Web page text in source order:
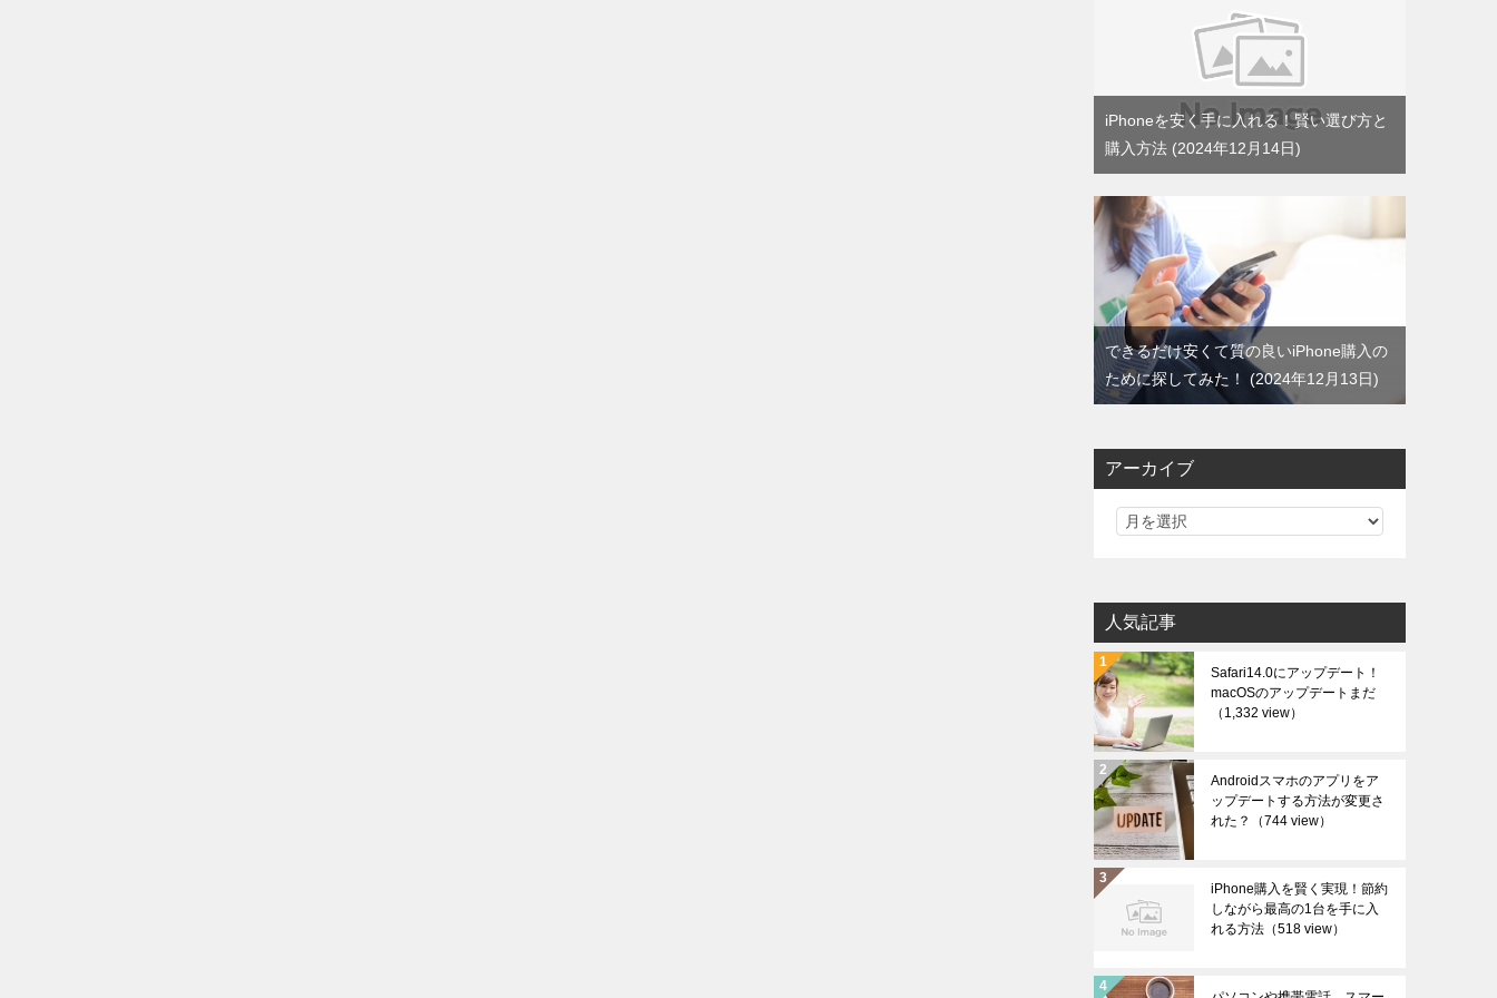
iPhoneを安く手に入れる！賢い選び方と
購入方法
2024年12月14日
できるだけ安くて質の良いiPhone購入の
ために探してみた！
2024年12月13日
アーカイブ
人気記事
Safari14.0にアップデート！
macOSのアップデートまだ
（1,332 view）
Androidスマホのアプリをア
ップデートする方法が変更さ
れた？
（744 view）
iPhone購入を賢く実現！節約
しながら最高の1台を手に入
れる方法 （518 view）